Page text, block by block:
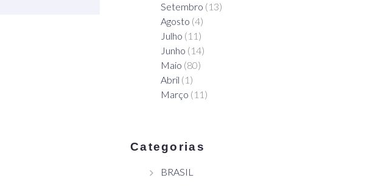
Setembro (13)
Agosto (4)
Julho (11)
Junho (14)
Maio (80)
Abril (1)
Março (11)
Categorias
BRASIL